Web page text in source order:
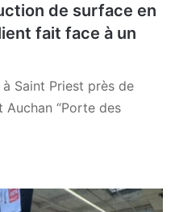
de surface en
fait face à un
Saint Priest près de
Auchan “Porte des